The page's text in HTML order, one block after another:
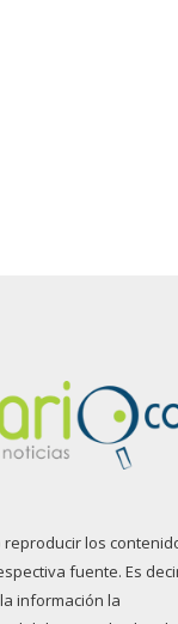
los
fuente. Es
información la